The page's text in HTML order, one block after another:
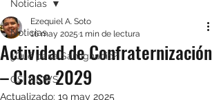
Noticias
¿Qué pasa San Ignacio?
CSI NEWS
Noticias
Actividad de Confraternización
– Clase 2029
Ezequiel A. Soto
16 may 2025 1 min de lectura
Actualizado: 19 may 2025